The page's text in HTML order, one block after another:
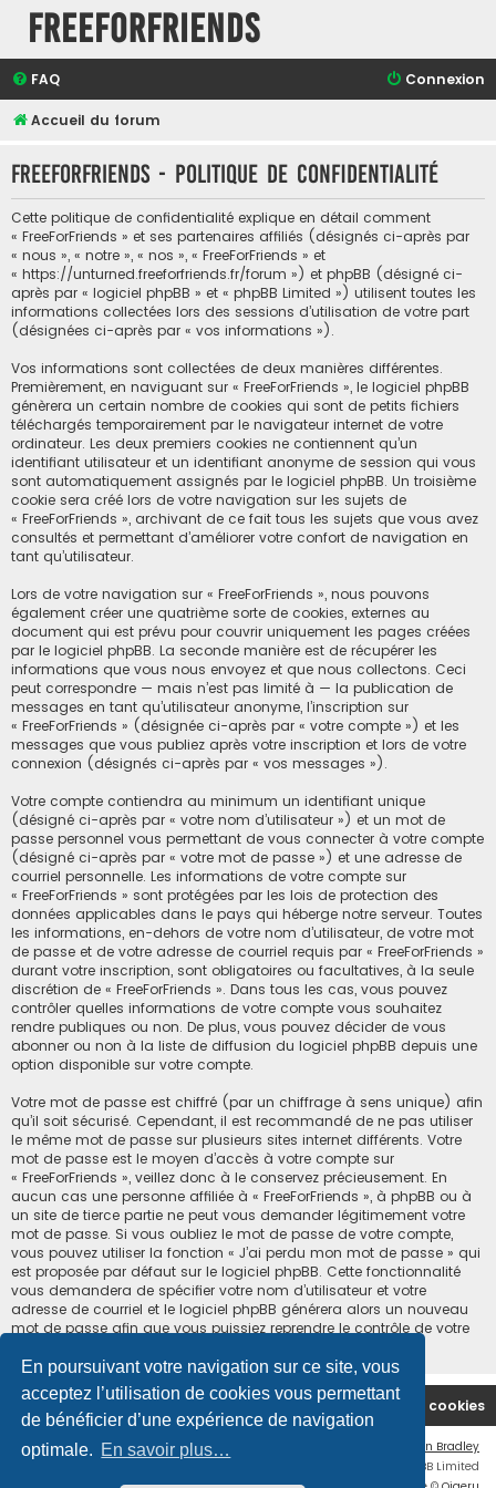
En poursuivant votre navigation sur ce site, vous
acceptez l’utilisation de cookies vous permettant
de bénéficier d’une expérience de navigation
optimale. En savoir plus…
FreeForFriends
FAQ Connexion
Accueil du forum
FreeForFriends - Politique de confidentialité
Cette politique de confidentialité explique en détail comment
« FreeForFriends » et ses partenaires affiliés (désignés ci-après par
« nous », « notre », « nos », « FreeForFriends » et
« https://unturned.freeforfriends.fr/forum ») et phpBB (désigné ci-
après par « logiciel phpBB » et « phpBB Limited ») utilisent toutes les
informations collectées lors des sessions d’utilisation de votre part
(désignées ci-après par « vos informations »).
Vos informations sont collectées de deux manières différentes.
Premièrement, en naviguant sur « FreeForFriends », le logiciel phpBB
génèrera un certain nombre de cookies qui sont de petits fichiers
téléchargés temporairement par le navigateur internet de votre
ordinateur. Les deux premiers cookies ne contiennent qu’un
identifiant utilisateur et un identifiant anonyme de session qui vous
sont automatiquement assignés par le logiciel phpBB. Un troisième
cookie sera créé lors de votre navigation sur les sujets de
« FreeForFriends », archivant de ce fait tous les sujets que vous avez
consultés et permettant d’améliorer votre confort de navigation en
tant qu’utilisateur.
Lors de votre navigation sur « FreeForFriends », nous pouvons
également créer une quatrième sorte de cookies, externes au
document qui est prévu pour couvrir uniquement les pages créées
par le logiciel phpBB. La seconde manière est de récupérer les
informations que vous nous envoyez et que nous collectons. Ceci
peut correspondre — mais n’est pas limité à — la publication de
messages en tant qu’utilisateur anonyme, l’inscription sur
« FreeForFriends » (désignée ci-après par « votre compte ») et les
messages que vous publiez après votre inscription et lors de votre
connexion (désignés ci-après par « vos messages »).
Votre compte contiendra au minimum un identifiant unique
(désigné ci-après par « votre nom d’utilisateur ») et un mot de
passe personnel vous permettant de vous connecter à votre compte
(désigné ci-après par « votre mot de passe ») et une adresse de
courriel personnelle. Les informations de votre compte sur
« FreeForFriends » sont protégées par les lois de protection des
données applicables dans le pays qui héberge notre serveur. Toutes
les informations, en-dehors de votre nom d’utilisateur, de votre mot
de passe et de votre adresse de courriel requis par « FreeForFriends »
durant votre inscription, sont obligatoires ou facultatives, à la seule
discrétion de « FreeForFriends ». Dans tous les cas, vous pouvez
contrôler quelles informations de votre compte vous souhaitez
rendre publiques ou non. De plus, vous pouvez décider de vous
abonner ou non à la liste de diffusion du logiciel phpBB depuis une
option disponible sur votre compte.
Votre mot de passe est chiffré (par un chiffrage à sens unique) afin
qu’il soit sécurisé. Cependant, il est recommandé de ne pas utiliser
le même mot de passe sur plusieurs sites internet différents. Votre
mot de passe est le moyen d’accès à votre compte sur
« FreeForFriends », veillez donc à le conservez précieusement. En
aucun cas une personne affiliée à « FreeForFriends », à phpBB ou à
un site de tierce partie ne peut vous demander légitimement votre
mot de passe. Si vous oubliez le mot de passe de votre compte,
vous pouvez utiliser la fonction « J’ai perdu mon mot de passe » qui
est proposée par défaut sur le logiciel phpBB. Cette fonctionnalité
vous demandera de spécifier votre nom d’utilisateur et votre
adresse de courriel et le logiciel phpBB générera alors un nouveau
mot de passe afin que vous puissiez reprendre le contrôle de votre
Accueil du forum Supprimer les cookies
Ian Bradley
® Forum Software © phpBB Limited